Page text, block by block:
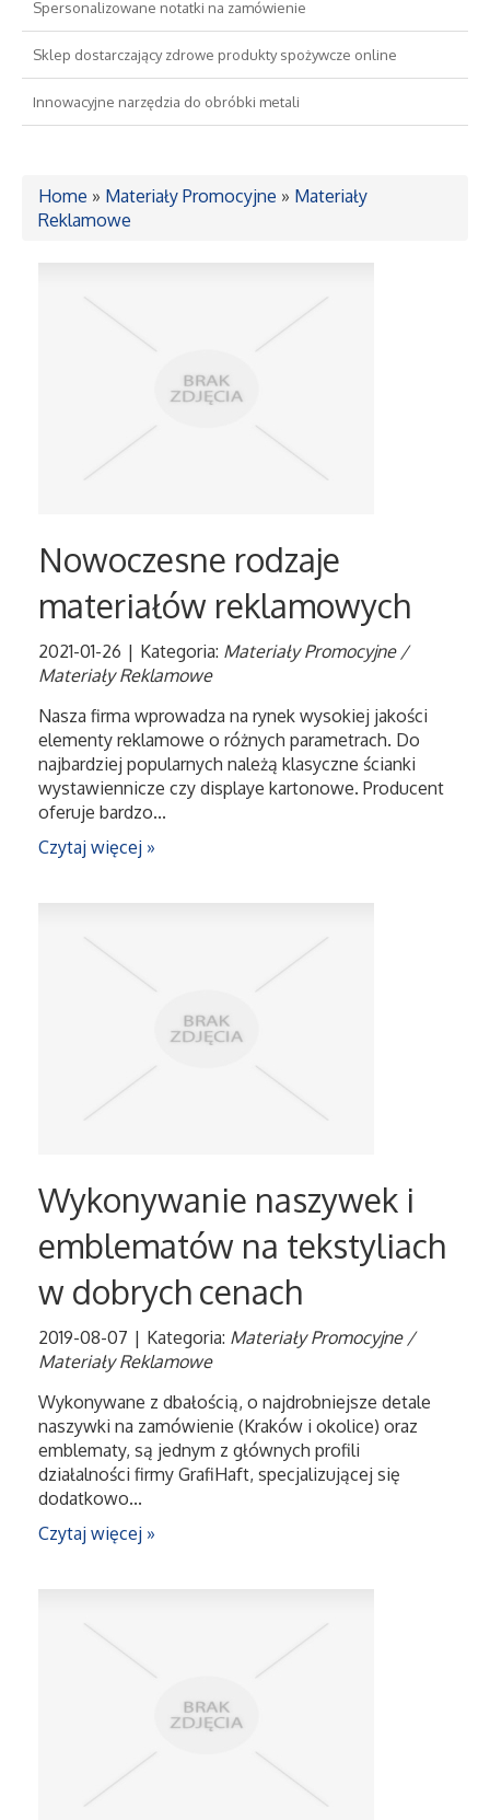
Domy, Mieszkania
Wykształcenie
Kursy Językowe
Tłumaczenia
Sprzedaż Interntowa
Dla Dzieci
Meble
Wyposażenie Wnętrz
Wyposażenie Łazienki
Odzież
Ogród, Rośliny
Materiały Eksploatacyjne
Inne Sklepy
Narzędzia
Spersonalizowane notatki na zamówienie
Sklep dostarczający zdrowe produkty spożywcze online
Innowacyjne narzędzia do obróbki metali
Home » Materiały Promocyjne » Materiały
Reklamowe
Nowoczesne rodzaje
materiałów reklamowych
2021-01-26 | Kategoria: Materiały Promocyjne /
Materiały Reklamowe
Nasza firma wprowadza na rynek wysokiej jakości
elementy reklamowe o różnych parametrach. Do
najbardziej popularnych należą klasyczne ścianki
wystawiennicze czy displaye kartonowe. Producent
oferuje bardzo...
Czytaj więcej »
Wykonywanie naszywek i
emblematów na tekstyliach
w dobrych cenach
2019-08-07 | Kategoria: Materiały Promocyjne /
Materiały Reklamowe
Wykonywane z dbałością, o najdrobniejsze detale
naszywki na zamówienie (Kraków i okolice) oraz
emblematy, są jednym z głównych profili
działalności firmy GrafiHaft, specjalizującej się
dodatkowo...
Czytaj więcej »